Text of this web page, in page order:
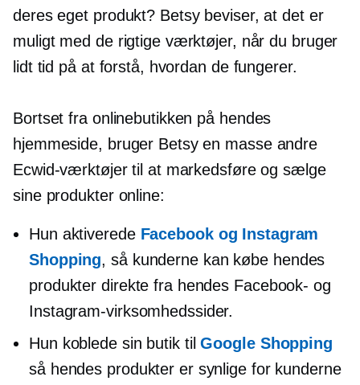
deres eget produkt? Betsy beviser, at det er
muligt med de rigtige værktøjer, når du bruger
lidt tid på at forstå, hvordan de fungerer.
Bortset fra onlinebutikken på hendes
hjemmeside, bruger Betsy en masse andre
Ecwid-værktøjer til at markedsføre og sælge
sine produkter online:
Hun aktiverede Facebook og Instagram
Shopping, så kunderne kan købe hendes
produkter direkte fra hendes Facebook- og
Instagram-virksomhedssider.
Hun koblede sin butik tilGoogle Shopping
så hendes produkter er synlige for kunderne